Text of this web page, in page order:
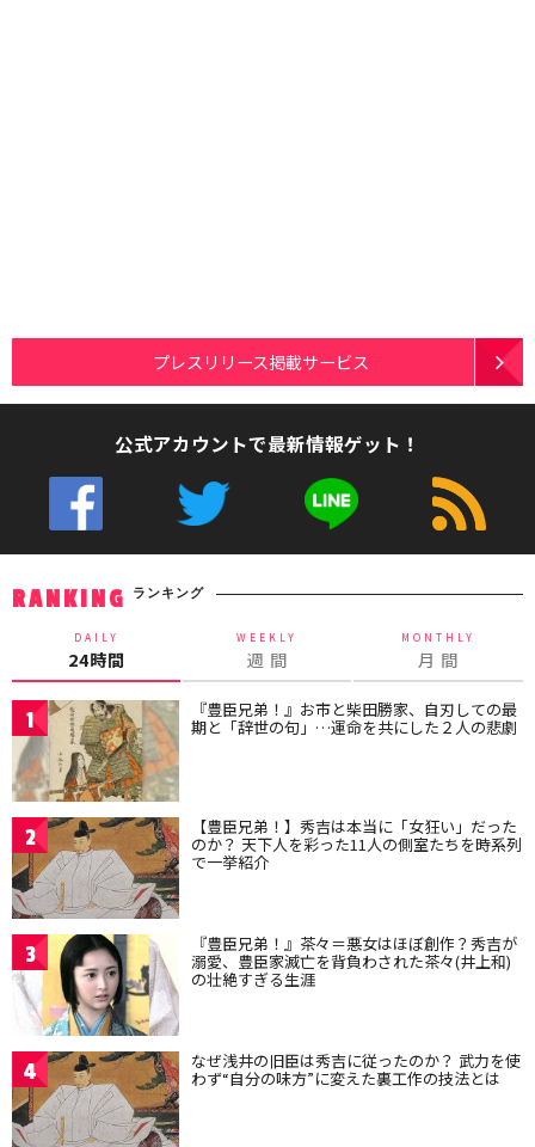
プレスリリース掲載サービス
公式アカウントで最新情報ゲット！
RANKING ランキング
DAILY
24時間
WEEKLY
週 間
MONTHLY
月 間
1 『豊臣兄弟！』お市と柴田勝家、自刃しての最
期と「辞世の句」…運命を共にした２人の悲劇
2 【豊臣兄弟！】秀吉は本当に「女狂い」だった
のか？ 天下人を彩った11人の側室たちを時系列
で一挙紹介
3 『豊臣兄弟！』茶々＝悪女はほぼ創作？秀吉が
溺愛、豊臣家滅亡を背負わされた茶々(井上和)
の壮絶すぎる生涯
4 なぜ浅井の旧臣は秀吉に従ったのか？ 武力を使
わず“自分の味方”に変えた裏工作の技法とは